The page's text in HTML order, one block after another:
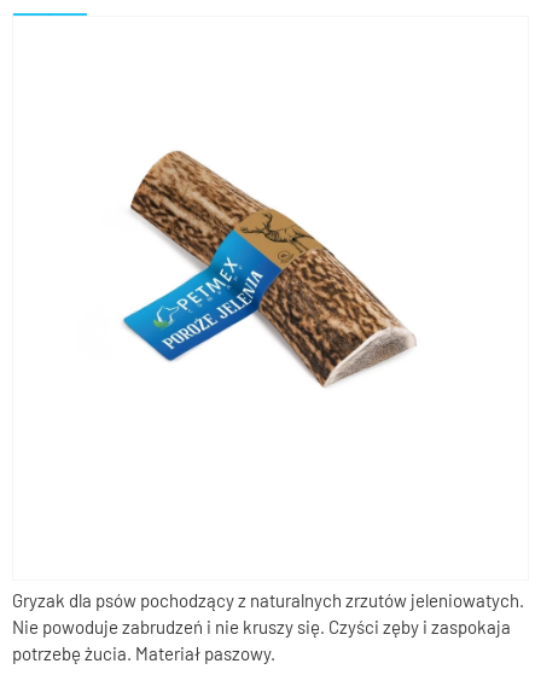
Gryzak dla psów pochodzący z naturalnych zrzutów jeleniowatych.
Nie powoduje zabrudzeń i nie kruszy się. Czyści zęby i zaspokaja
potrzebę żucia. Materiał paszowy.